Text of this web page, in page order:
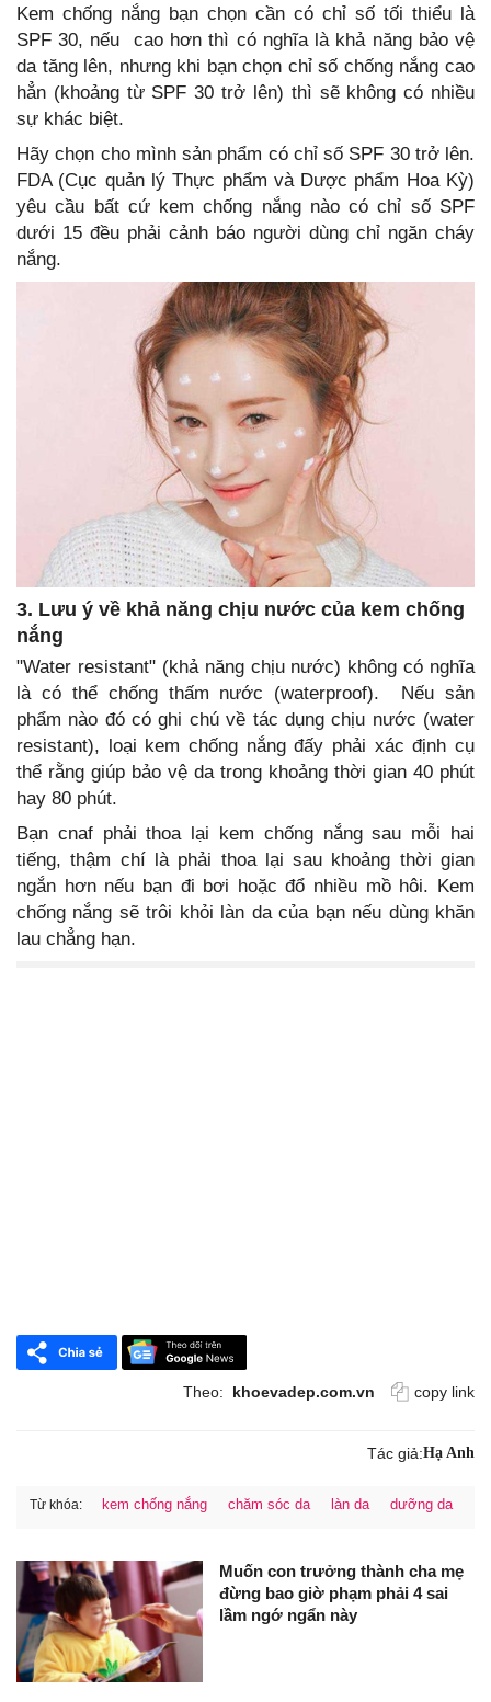
Kem chống nắng bạn chọn cần có chỉ số tối thiểu là
SPF 30, nếu cao hơn thì có nghĩa là khả năng bảo vệ
da tăng lên, nhưng khi bạn chọn chỉ số chống nắng cao
hẳn (khoảng từ SPF 30 trở lên) thì sẽ không có nhiều
sự khác biệt.
Hãy chọn cho mình sản phẩm có chỉ số SPF 30 trở lên.
FDA (Cục quản lý Thực phẩm và Dược phẩm Hoa Kỳ)
yêu cầu bất cứ kem chống nắng nào có chỉ số SPF
dưới 15 đều phải cảnh báo người dùng chỉ ngăn cháy
nắng.
3. Lưu ý về khả năng chịu nước của kem chống
nắng
"Water resistant" (khả năng chịu nước) không có nghĩa
là có thể chống thấm nước (waterproof). Nếu sản
phẩm nào đó có ghi chú về tác dụng chịu nước (water
resistant), loại kem chống nắng đấy phải xác định cụ
thể rằng giúp bảo vệ da trong khoảng thời gian 40 phút
hay 80 phút.
Bạn cnaf phải thoa lại kem chống nắng sau mỗi hai
tiếng, thậm chí là phải thoa lại sau khoảng thời gian
ngắn hơn nếu bạn đi bơi hoặc đổ nhiều mồ hôi. Kem
chống nắng sẽ trôi khỏi làn da của bạn nếu dùng khăn
lau chẳng hạn.
Theo: khoevadep.com.vn copy link
Tác giả:Hạ Anh
Từ khóa: kem chống nắng chăm sóc da làn da dưỡng da
Muốn con trưởng thành cha mẹ
đừng bao giờ phạm phải 4 sai
lầm ngớ ngẩn này